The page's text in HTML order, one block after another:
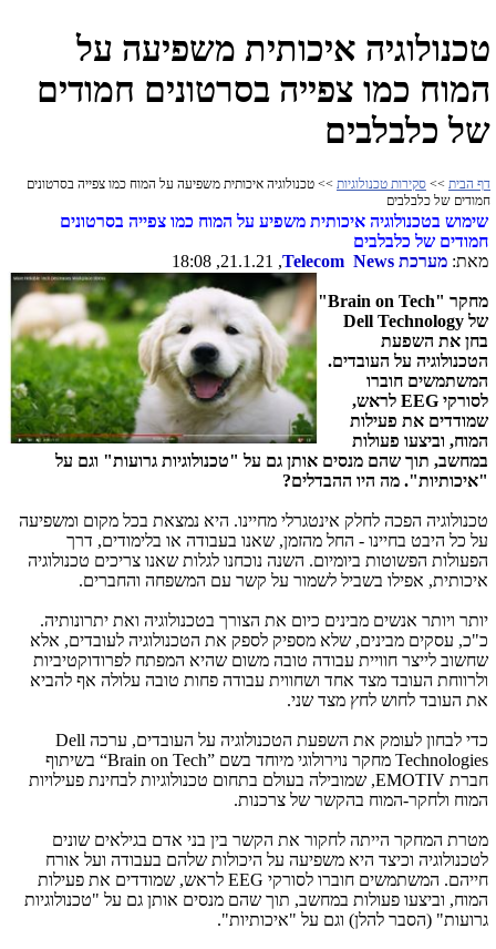
טכנולוגיה איכותית משפיעה על
המוח כמו צפייה בסרטונים חמודים
של כלבלבים
דף הבית >> סקירות טכנולוגיות >> טכנולוגיה איכותית משפיעה על המוח כמו צפייה בסרטונים
חמודים של כלבלבים
שימוש בטכנולוגיה איכותית משפיע על המוח כמו צפייה בסרטונים
חמודים של כלבלבים
מאת: מערכת Telecom News
, 21.1.21, 18:08
מחקר "Brain on Tech
"
של Dell Technology
בחן את השפעת
הטכנולוגיה על העובדים.
המשתמשים חוברו
לסורקי EEG לראש,
שמודדים את פעילות
המוח, וביצעו פעולות
במחשב, תוך שהם מנסים אותן גם על "טכנולוגיות גרועות" וגם על
"איכותיות". מה היו ההבדלים?
טכנולוגיה הפכה לחלק אינטגרלי מחיינו. היא נמצאת בכל מקום ומשפיעה
על כל היבט בחיינו - החל מהזמן, שאנו בעבודה או בלימודים, דרך
הפעולות הפשוטות ביומיום. השנה נוכחנו לגלות שאנו צריכים טכנולוגיה
איכותית, אפילו בשביל לשמור על קשר עם המשפחה והחברים.
יותר ויותר אנשים מבינים כיום את הצורך בטכנולוגיה ואת יתרונותיה.
כ"כ, עסקים מבינים, שלא מספיק לספק את הטכנולוגיה לעובדים, אלא
שחשוב לייצר חוויית עבודה טובה משום שהיא המפתח לפרודוקטיביות
ולרווחת העובד מצד אחד ושחווית עבודה פחות טובה עלולה אף להביא
את העובד לחוש לחץ מצד שני.
כדי לבחון לעומק את השפעת הטכנולוגיה על העובדים, ערכה Dell
Technologies מחקר נוירולוגי מיוחד בשם “Brain on Tech” בשיתוף
חברת EMOTIV, שמובילה בעולם בתחום טכנולוגיות לבחינת פעילויות
המוח ולחקר-המוח בהקשר של צרכנות.
מטרת המחקר הייתה לחקור את הקשר בין בני אדם בגילאים שונים
לטכנולוגיה וכיצד היא משפיעה על היכולות שלהם בעבודה ועל אורח
חייהם. המשתמשים חוברו לסורקי EEG לראש, שמודדים את פעילות
המוח, וביצעו פעולות במחשב, תוך שהם מנסים אותן גם על "טכנולוגיות
גרועות" (הסבר להלן) וגם על "איכותיות".